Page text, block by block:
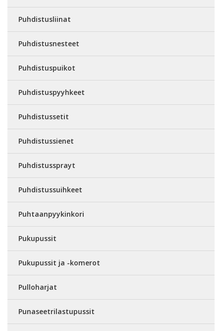
Puhdistusliinat
Puhdistusnesteet
Puhdistuspuikot
Puhdistuspyyhkeet
Puhdistussetit
Puhdistussienet
Puhdistussprayt
Puhdistussuihkeet
Puhtaanpyykinkori
Pukupussit
Pukupussit ja -komerot
Pulloharjat
Punaseetrilastupussit